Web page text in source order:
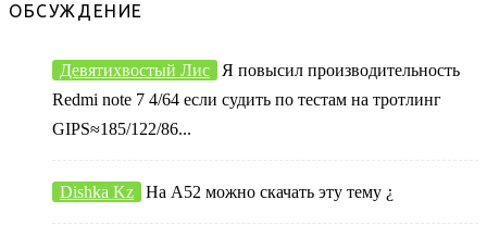
ОБСУЖДЕНИЕ
Девятихвостый Лис
Я повысил производительность
Redmi note 7 4/64 если судить по тестам на тротлинг
GIPS≈185/122/86...
Dishka Kz На А52 можно скачать эту тему ¿